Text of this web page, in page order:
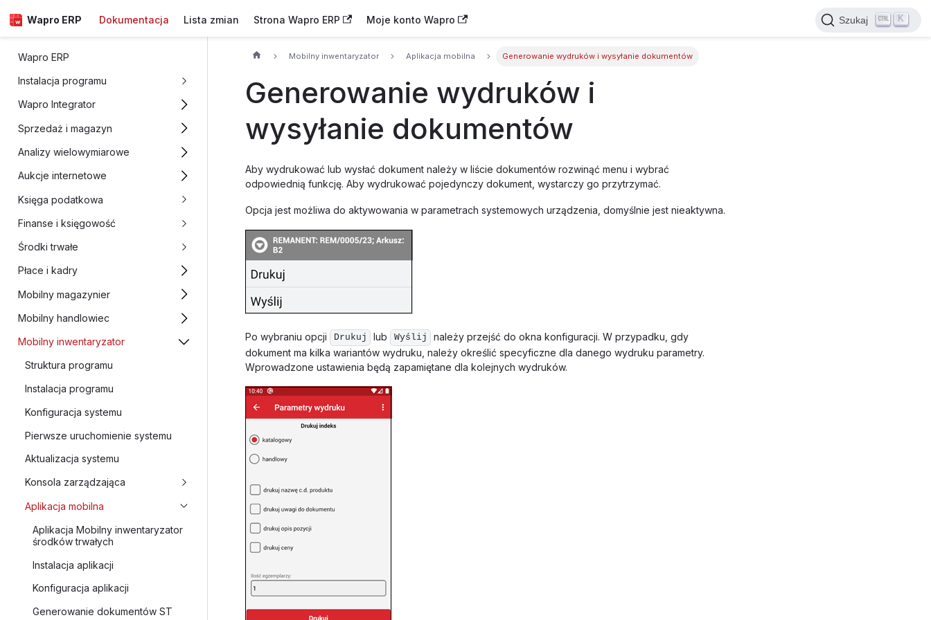
Wapro ERP Dokumentacja Lista zmian Strona Wapro ERP Moje konto Wapro Szukaj K
Wapro ERP
Instalacja programu
Wapro Integrator
Sprzedaż i magazyn
Analizy wielowymiarowe
Aukcje internetowe
Księga podatkowa
Finanse i księgowość
Środki trwałe
Płace i kadry
Mobilny magazynier
Mobilny handlowiec
Mobilny inwentaryzator
Struktura programu
Instalacja programu
Konfiguracja systemu
Pierwsze uruchomienie systemu
Aktualizacja systemu
Konsola zarządzająca
Aplikacja mobilna
Aplikacja Mobilny inwentaryzator
środków trwałych
Instalacja aplikacji
Konfiguracja aplikacji
Generowanie dokumentów ST
Mobilny inwentaryzator Aplikacja mobilna Generowanie wydruków i wysyłanie dokumentów
Generowanie wydruków i
wysyłanie dokumentów
Aby wydrukować lub wysłać dokument należy w liście dokumentów rozwinąć menu i wybrać
odpowiednią funkcję. Aby wydrukować pojedynczy dokument, wystarczy go przytrzymać.
Opcja jest możliwa do aktywowania w parametrach systemowych urządzenia, domyślnie jest nieaktywna.
Po wybraniu opcji Drukuj lub Wyślij
należy przejść do okna konfiguracji. W przypadku, gdy
dokument ma kilka wariantów wydruku, należy określić specyficzne dla danego wydruku parametry.
Wprowadzone ustawienia będą zapamiętane dla kolejnych wydruków.